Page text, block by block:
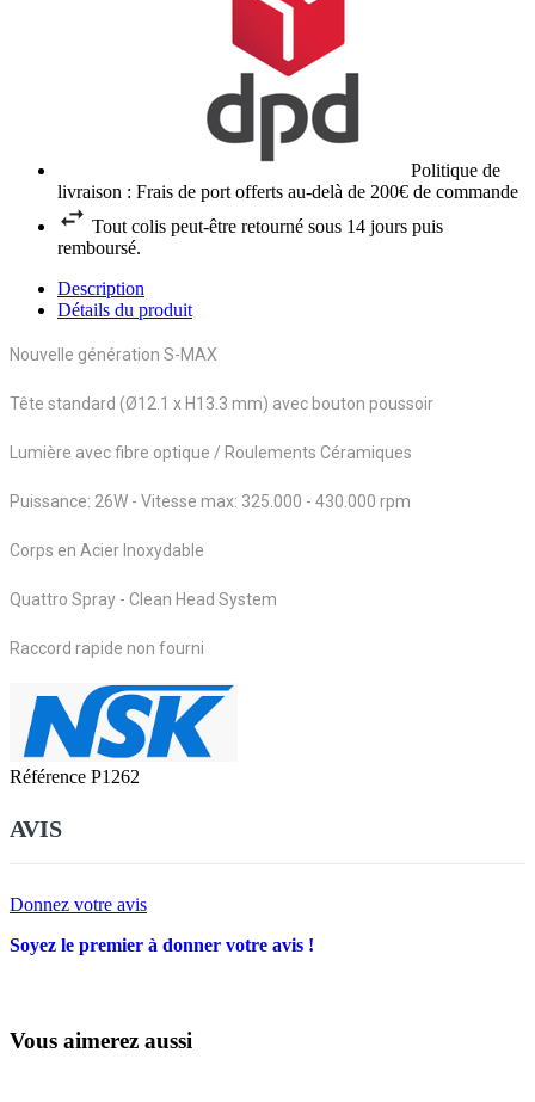
Politique de
livraison : Frais de port offerts au-delà de 200€ de commande
Tout colis peut-être retourné sous 14 jours puis
remboursé.
Description
Détails du produit
Nouvelle génération S-MAX
Tête standard (Ø12.1 x H13.3 mm) avec bouton poussoir
Lumière avec fibre optique / Roulements Céramiques
Puissance: 26W - Vitesse max: 325.000 - 430.000 rpm
Corps en Acier Inoxydable
Quattro Spray - Clean Head System
Raccord rapide non fourni
Référence P1262
AVIS
Donnez votre avis
Soyez le premier à donner votre avis !
Vous aimerez aussi